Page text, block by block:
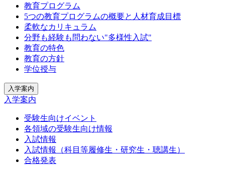
教育プログラム
5つの教育プログラムの概要と人材育成目標
柔軟なカリキュラム
分野も経験も問わない"多様性入試"
教育の特色
教育の方針
学位授与
入学案内
入学案内
受験生向けイベント
各領域の受験生向け情報
入試情報
入試情報（科目等履修生・研究生・聴講生）
合格発表